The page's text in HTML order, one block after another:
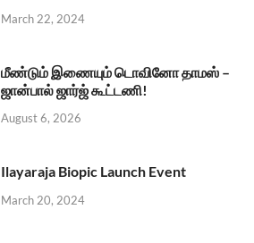
March 22, 2024
மீண்டும் இணையும் டொவினோ தாமஸ் –
ஜான்பால் ஜார்ஜ் கூட்டணி!
August 6, 2026
Ilayaraja Biopic Launch Event
March 20, 2024